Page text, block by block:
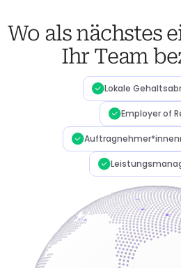
Wo als nächstes
Ihr Team
Lokale
Employer of